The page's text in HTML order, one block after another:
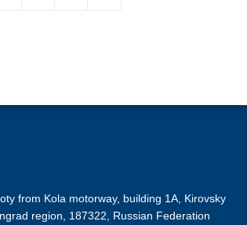
from Kola motorway, building 1A, Kirovsky
region, 187322, Russian Federation